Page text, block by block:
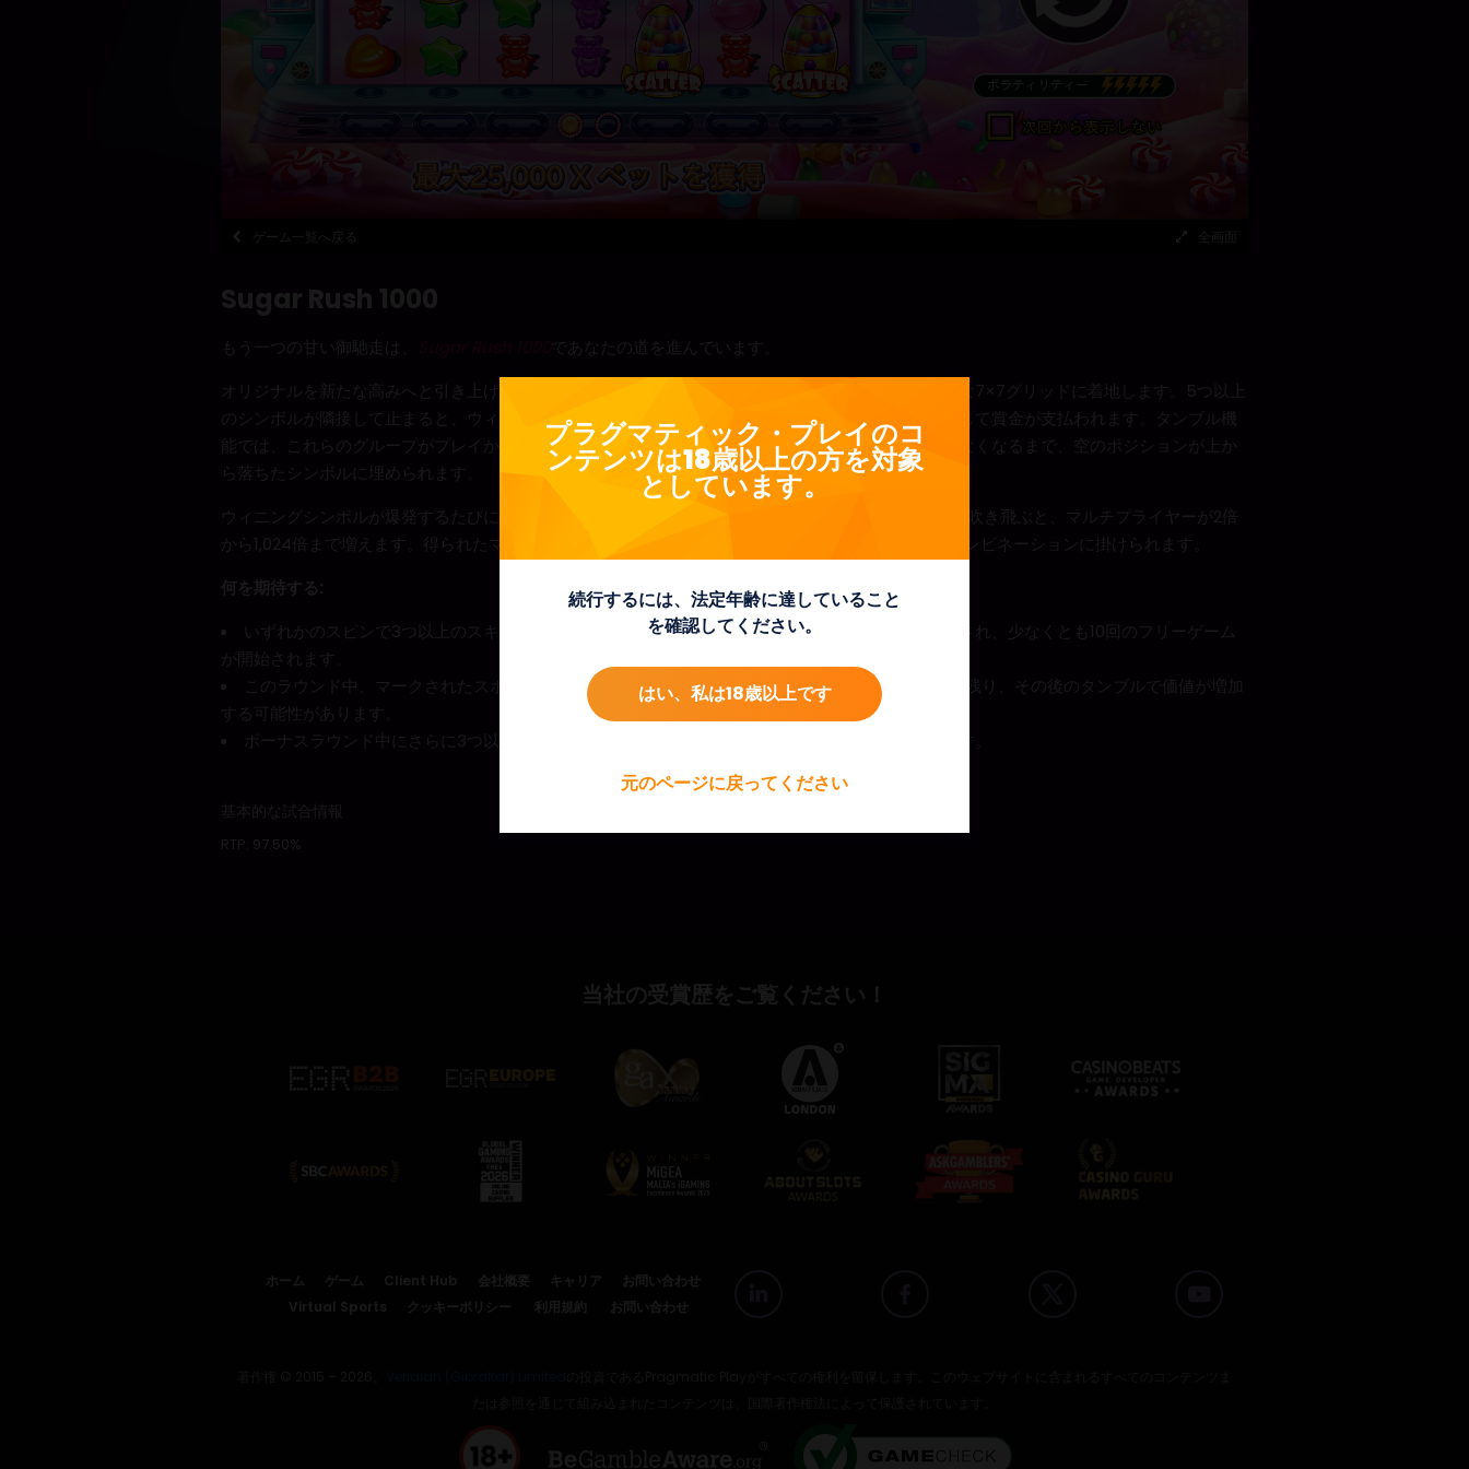
ゲーム一覧へ戻る 全画面
Sugar Rush 1000
もう一つの甘い御馳走は、
であなたの道を進んでいます。
オリジナルを新たな高みへと引き上げると、ゼリーベア、ハート、星などのシンボルがゲームの広大な7×7グリッドに着地します。5つ以上
のシンボルが隣接して止まると、ウィニングコンビネーションが形成され、そのシンボルの価値に応じて賞金が支払われます。タンブル機
能では、これらのグループがプレイから削除され、タンブルシーケンスによって生み出された勝利がなくなるまで、空のポジションが上か
ら落ちたシンボルに埋められます。
ウィニングシンボルが爆発するたびに、そのスポットがマークされます。その場所に別の敵が2度目に吹き飛ぶと、マルチプライヤーが2倍
から1,024倍まで増えます。得られたマルチプライヤーは、その上に形成されるすべてのウィニングコンビネーションに掛けられます。
何を期待する:
いずれかのスピンで3つ以上のスキャッターが揃うと、フリースピンボーナスラウンドがトリガーされ、少なくとも10回のフリーゲーム
が開始されます。
このラウンド中、マークされたスポットとそのマルチプライヤーはラウンドの終わりまでその場に残り、その後のタンブルで価値が増加
する可能性があります。
ボーナスラウンド中にさらに3つ以上のスキャッターが揃うと、追加のフリースピンが与えられます。
基本的な試合情報
RTP: 97.50%
当社の受賞歴をご覧ください！
ホーム ゲーム Client Hub 会社概要 キャリア
お問い合わせ
Virtual Sports
クッキーポリシー 利用規約 お問い合わせ
プラグマティック・プレイのコ
ンテンツは18歳以上の方を対象
としています。
続行するには、法定年齢に達していること
を確認してください。
はい、私は18歳以上です
元のページに戻ってください